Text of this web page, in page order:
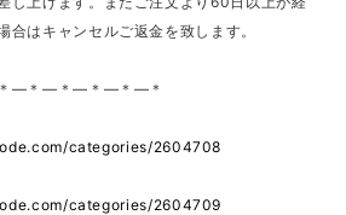
合はキャンセルご返金を致します。
—＊—＊—＊—＊—＊
categories/2604708
categories/2604709